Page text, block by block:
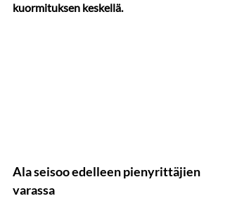
kuormituksen keskellä.
Ala seisoo edelleen pienyrittäjien
varassa